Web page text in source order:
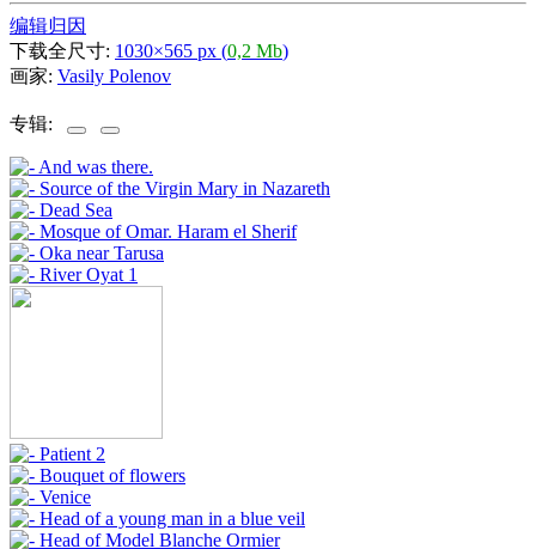
编辑归因
下载全尺寸: 1030×565 px (0,2 Mb)
画家: Vasily Polenov
专辑: